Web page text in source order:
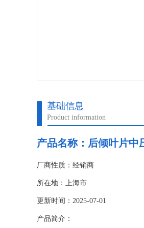
基础信息
Product information
产品名称：后倾叶片中
厂商性质：经销商
所在地：上海市
更新时间：2025-07-01
产品简介：